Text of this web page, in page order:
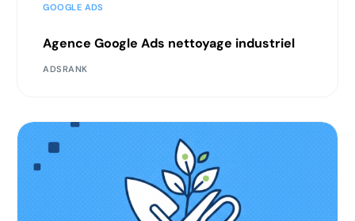
GOOGLE ADS
Agence Google Ads nettoyage industriel
ADSRANK